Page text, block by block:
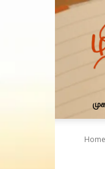
Home